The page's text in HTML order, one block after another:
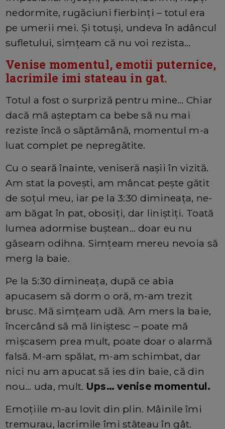
nedormite, rugăciuni fierbinți – totul era
pe umerii mei. Și totuși, undeva în adâncul
sufletului, simțeam că nu voi rezista…
Venise momentul, emotii puternice,
lacrimile imi stateau in gat.
Totul a fost o surpriză pentru mine… Chiar
dacă mă așteptam ca bebe să nu mai
reziste încă o săptămână, momentul m-a
luat complet pe nepregătite.
Cu o seară înainte, veniseră nașii în vizită.
Am stat la povești, am mâncat pește gătit
de soțul meu, iar pe la 3:30 dimineața, ne-
am băgat în pat, obosiți, dar liniștiți. Toată
lumea adormise buștean… doar eu nu
găseam odihna. Simțeam mereu nevoia să
merg la baie.
Pe la 5:30 dimineața, după ce abia
apucasem să dorm o oră, m-am trezit
brusc. Mă simțeam udă. Am mers la baie,
încercând să mă liniștesc – poate mă
mișcasem prea mult, poate doar o alarmă
falsă. M-am spălat, m-am schimbat, dar
nici nu am apucat să ies din baie, că din
nou… uda, mult. Ups… venise momentul.
Emoțiile m-au lovit din plin. Mâinile îmi
tremurau, lacrimile îmi stăteau în gât.